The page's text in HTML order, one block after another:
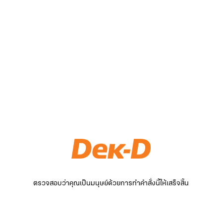
ตรวจสอบว่าคุณเป็นมนุษย์ด้วยการทำคำสั่งนี้ให้เสร็จสิ้น